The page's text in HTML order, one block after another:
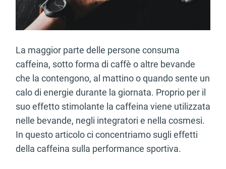
La maggior parte delle persone consuma
caffeina, sotto forma di caffè o altre bevande
che la contengono, al mattino o quando sente un
calo di energie durante la giornata. Proprio per il
suo effetto stimolante la caffeina viene utilizzata
nelle bevande, negli integratori e nella cosmesi.
In questo articolo ci concentriamo sugli effetti
della caffeina sulla performance sportiva.